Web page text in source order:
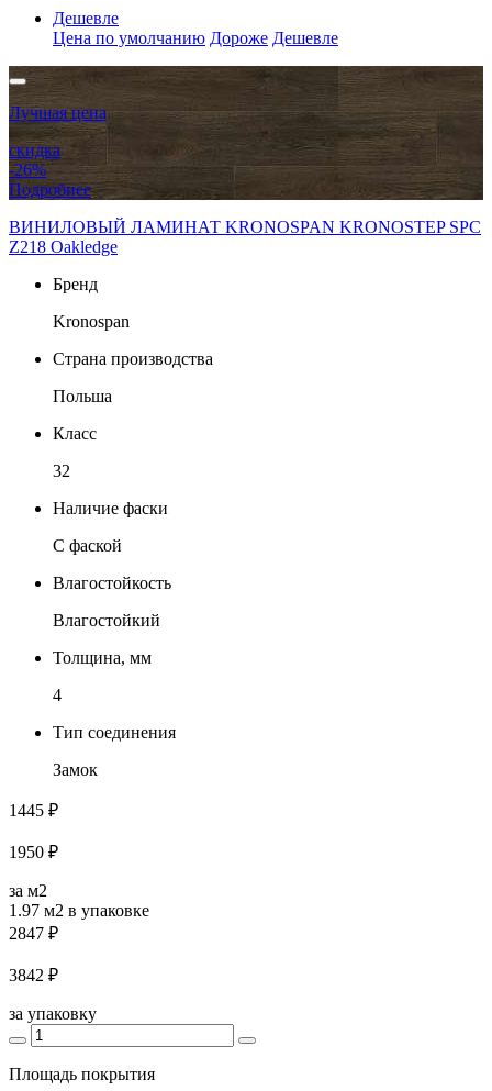
Дешевле
Цена по умолчанию Дороже Дешевле
Лучшая цена
скидка
-26%
Подробнее
ВИНИЛОВЫЙ ЛАМИНАТ KRONOSPAN KRONOSTEP SPC
Z218 Oakledge
Бренд
Kronospan
Страна производства
Польша
Класс
32
Наличие фаски
C фаской
Влагостойкость
Влагостойкий
Толщина, мм
4
Тип соединения
Замок
1445 ₽
1950 ₽
за м2
1.97 м2 в упаковке
2847 ₽
3842 ₽
за упаковку
Площадь покрытия